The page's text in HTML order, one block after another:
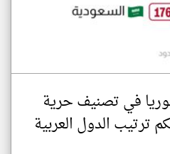
في تصنيف حرية
ترتيب الدول العربية